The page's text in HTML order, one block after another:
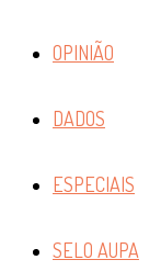
OPINIÃO
DADOS
ESPECIAIS
SELO AUPA